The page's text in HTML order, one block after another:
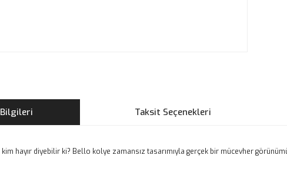
Taksit Seçenekleri
hayır diyebilir ki? Bello kolye zamansız tasarımıyla gerçek bir mücevher